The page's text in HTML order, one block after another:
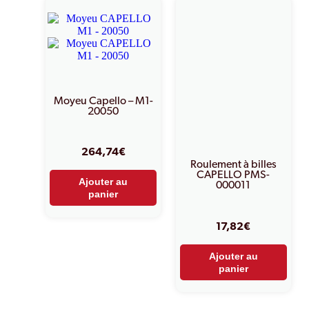
Moyeu Capello – M1-
20050
264,74€
Ajouter au
panier
Roulement à billes
CAPELLO PMS-
000011
17,82€
Ajouter au
panier